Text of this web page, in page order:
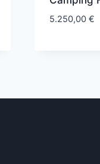
5.250,00 €